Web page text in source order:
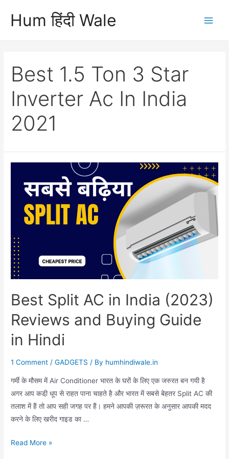
Hum हिंदी Wale
Best 1.5 Ton 3 Star
Inverter Ac In India
2021
Best Split AC in India (2023)
Reviews and Buying Guide
in Hindi
1 Comment /GADGETS / By humhindiwale.in
गर्मी के मौसम में Air Conditioner भारत के घरों के लिए एक जरुरत बन गयी है
अगर आप कडी़ धूप से राहत पाना चाहते है और भारत में सबसे बेहतर Split AC की
तलाश में हैं तो आप सही जगह पर हैं। हमने आपकी ज़रूरत के अनुसार आपकी मदद
करने के लिए खरीद गाइड का …
Best
Read More »